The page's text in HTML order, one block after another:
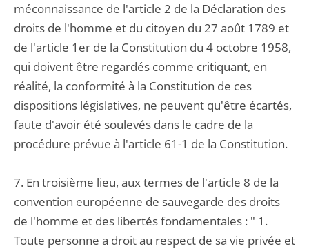
méconnaissance de l'article 2 de la Déclaration des
droits de l'homme et du citoyen du 27 août 1789 et
de l'article 1er de la Constitution du 4 octobre 1958,
qui doivent être regardés comme critiquant, en
réalité, la conformité à la Constitution de ces
dispositions législatives, ne peuvent qu'être écartés,
faute d'avoir été soulevés dans le cadre de la
procédure prévue à l'article 61-1 de la Constitution.
7. En troisième lieu, aux termes de l'article 8 de la
convention européenne de sauvegarde des droits
de l'homme et des libertés fondamentales : " 1.
Toute personne a droit au respect de sa vie privée et